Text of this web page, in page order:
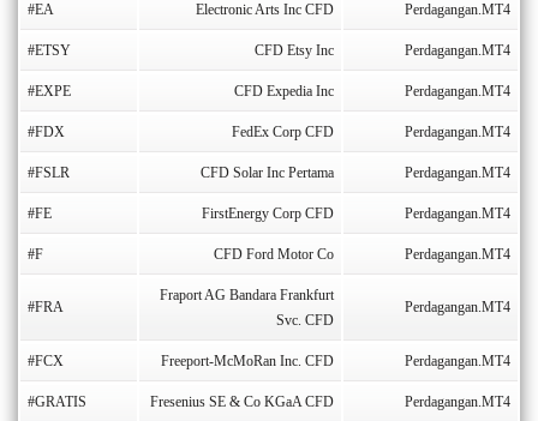
#EA Electronic Arts Inc CFD Perdagangan.MT4
#ETSY CFD Etsy Inc Perdagangan.MT4
#EXPE CFD Expedia Inc Perdagangan.MT4
#FDX FedEx Corp CFD Perdagangan.MT4
#FSLR CFD Solar Inc Pertama Perdagangan.MT4
#FE FirstEnergy Corp CFD Perdagangan.MT4
#F CFD Ford Motor Co Perdagangan.MT4
#FRA
Fraport AG Bandara Frankfurt
Svc. CFD
Perdagangan.MT4
#FCX Freeport-McMoRan Inc. CFD Perdagangan.MT4
#GRATIS Fresenius SE & Co KGaA CFD Perdagangan.MT4